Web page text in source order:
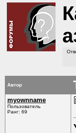
Автор
myownname
Пользователь
Ранг: 69